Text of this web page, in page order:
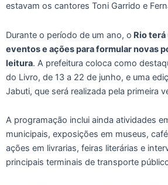
estavam os cantores Toni Garrido e
Durante o período de um ano, o Rio terá
eventos e ações para formular novas
leitura. A prefeitura coloca como
do Livro, de 13 a 22 de junho, e uma
Jabuti, que será realizada pela primeira
A programação inclui ainda atividades
municipais, exposições em museus,
ações em livrarias, feiras literárias e
principais terminais de transporte